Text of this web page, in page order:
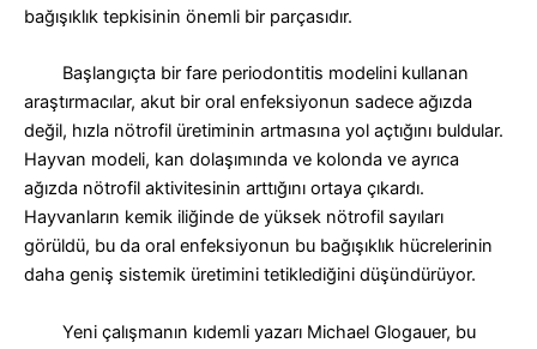
bağışıklık tepkisinin önemli bir parçasıdır.
Başlangıçta bir fare periodontitis modelini kullanan
araştırmacılar, akut bir oral enfeksiyonun sadece ağızda
değil, hızla nötrofil üretiminin artmasına yol açtığını buldular.
Hayvan modeli, kan dolaşımında ve kolonda ve ayrıca
ağızda nötrofil aktivitesinin arttığını ortaya çıkardı.
Hayvanların kemik iliğinde de yüksek nötrofil sayıları
görüldü, bu da oral enfeksiyonun bu bağışıklık hücrelerinin
daha geniş sistemik üretimini tetiklediğini düşündürüyor.
Yeni çalışmanın kıdemli yazarı Michael Glogauer, bu